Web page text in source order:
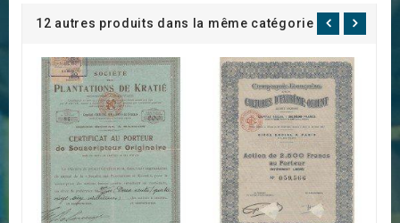
12 autres produits dans la même catégorie :